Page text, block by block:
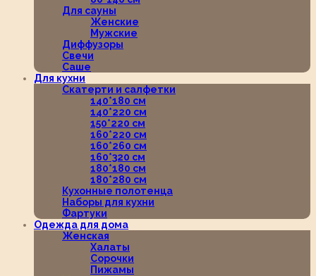
Для сауны
Женские
Мужские
Диффузоры
Свечи
Саше
Для кухни
Скатерти и салфетки
140*180 см
140*220 см
150*220 см
160*220 см
160*260 см
160*320 см
180*180 см
180*280 см
Кухонные полотенца
Наборы для кухни
Фартуки
Одежда для дома
Женская
Халаты
Сорочки
Пижамы